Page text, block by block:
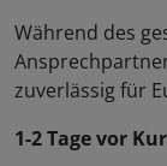
Während des
zuverlässig für
1-2 Tage vor